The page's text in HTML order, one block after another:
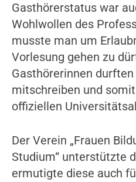
Gasthörerstatus war
Wohlwollen des
musste man um
Vorlesung gehen zu
Gasthörerinnen
mitschreiben und
offiziellen
Der Verein „Frauen
Studium“ unterstützte
ermutigte diese auch